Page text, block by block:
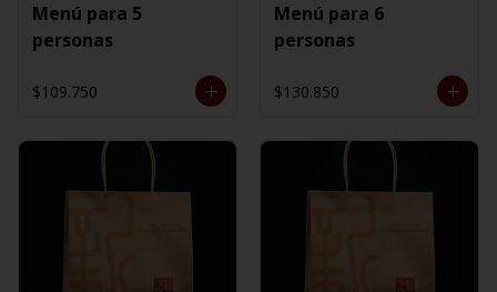
Menú para 5
personas
$109.750
Menú para 6
personas
$130.850